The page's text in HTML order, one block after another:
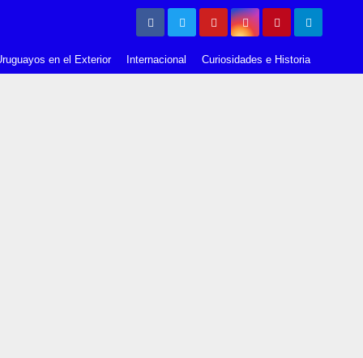
en el Exterior Internacional Curiosidades e Historia